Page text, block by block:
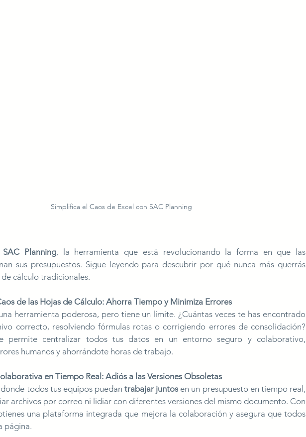
Simplifica el Caos de Excel con SAC Planning
SAC Planning, la herramienta que está revolucionando la forma en que las
sus presupuestos. Sigue leyendo para descubrir por qué nunca más querrás
cálculo tradicionales.
de las Hojas de Cálculo: Ahorra Tiempo y Minimiza Errores
herramienta poderosa, pero tiene un límite. ¿Cuántas veces te has encontrado
permite centralizar todos tus datos en un entorno seguro y colaborativo,
humanos y ahorrándote horas de trabajo.
en Tiempo Real: Adiós a las Versiones Obsoletas
todos tus equipos puedan trabajar juntos en un presupuesto en tiempo real,
una plataforma integrada que mejora la colaboración y asegura que todos
página.